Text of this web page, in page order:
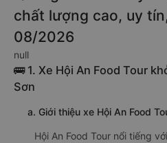
chất lượng cao, uy
08/2026
null
🚌 1. Xe Hội An Food Tour
Sơn
a. Giới thiệu xe Hội An Food
Hội An Food Tour nổi tiếng